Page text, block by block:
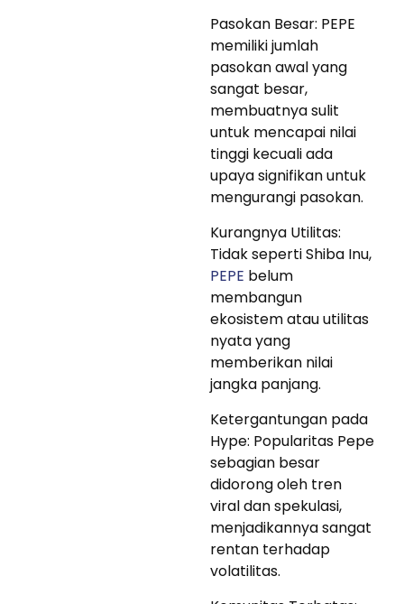
Pasokan Besar: PEPE
memiliki jumlah
pasokan awal yang
sangat besar,
membuatnya sulit
untuk mencapai nilai
tinggi kecuali ada
upaya signifikan untuk
mengurangi pasokan.
Kurangnya Utilitas:
Tidak seperti Shiba Inu,
PEPE belum
membangun
ekosistem atau utilitas
nyata yang
memberikan nilai
jangka panjang.
Ketergantungan pada
Hype: Popularitas Pepe
sebagian besar
didorong oleh tren
viral dan spekulasi,
menjadikannya sangat
rentan terhadap
volatilitas.